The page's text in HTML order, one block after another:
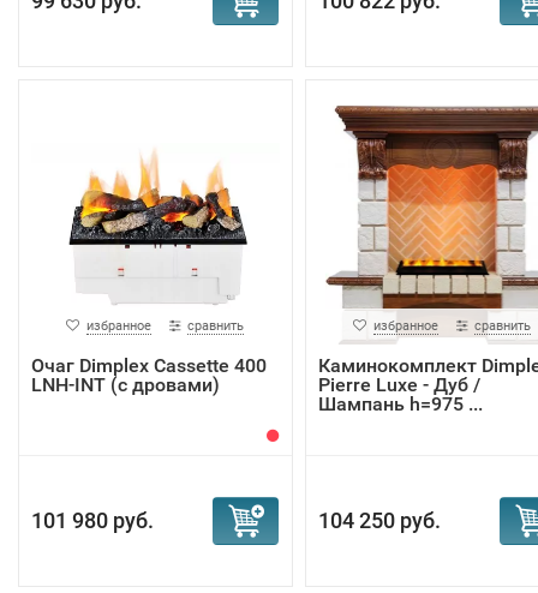
избранное сравнить
Очаг Dimplex Cassette 400
LNH-INT (с дровами)
101 980 руб.
избранное сравнить
Каминокомплект
Pierre Luxe - Дуб /
Шампань h=975 ...
104 250 руб.